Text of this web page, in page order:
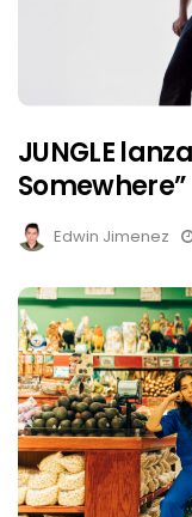
JUNGLE
Somewhere”
Edwin Jimenez